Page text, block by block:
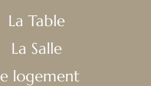
La Table
La Salle
logement